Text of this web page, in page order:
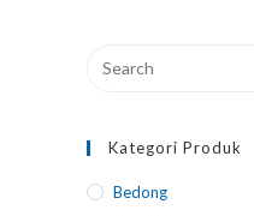
Kategori Produk
Bedong